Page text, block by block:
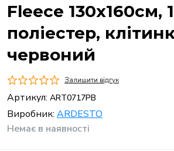
Fleece 130x160см,
поліестер,
червоний
Залишити відгук
Артикул: ART0717PB
Виробник: ARDESTO
Немає в наявності